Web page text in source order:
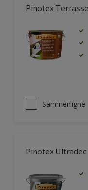
Pinotex
Sammenligne
Pinotex Ultradec